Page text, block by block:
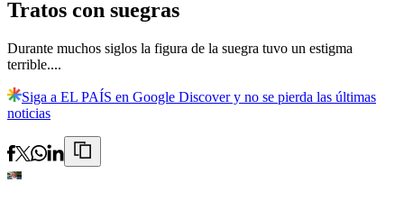
Tratos con suegras
Durante muchos siglos la figura de la suegra tuvo un estigma
terrible....
Siga a EL PAÍS en Google Discover y no se pierda las últimas
noticias